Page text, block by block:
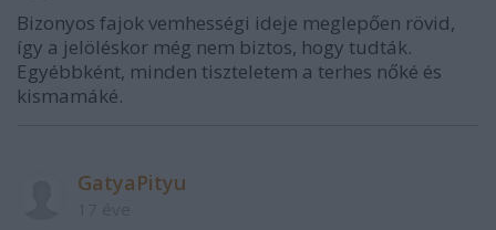
Bizonyos fajok vemhességi ideje meglepően rövid,
így a jelöléskor még nem biztos, hogy tudták.
Egyébbként, minden tiszteletem a terhes nőké és
kismamáké.
GatyaPityu